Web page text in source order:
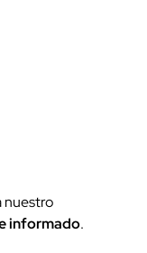
nuestro
informado.